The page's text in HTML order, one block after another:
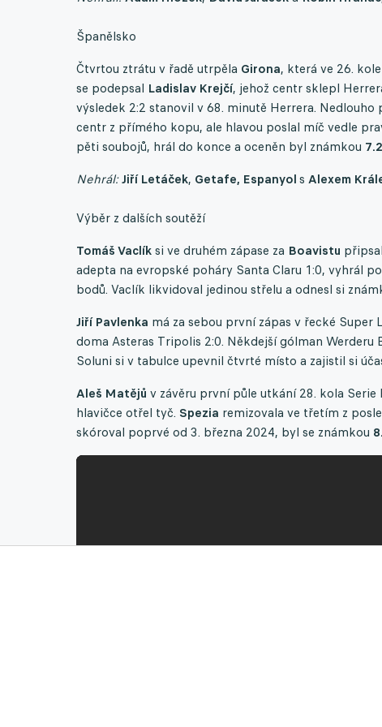
Španělsko
Čtvrtou ztrátu v řadě utrpěla Girona, která ve 26.
se podepsal Ladislav Krejčí, jehož centr sklepl
výsledek 2:2 stanovil v 68. minutě Herrera.
centr z přímého kopu, ale hlavou poslal míč vedle
pěti soubojů, hrál do konce a oceněn byl známkou 7.2
Nehrál: Jiří Letáček, Getafe, Espanyol s Alexem
Výběr z dalších soutěží
Tomáš Vaclík si ve druhém zápase za Boavistu
adepta na evropské poháry Santa Claru 1:0, vyhrál
bodů. Vaclík likvidoval jedinou střelu a odnesl si
Jiří Pavlenka má za sebou první zápas v řecké
doma Asteras Tripolis 2:0. Někdejší gólman
Soluni si v tabulce upevnil čtvrté místo a zajistil si
Aleš Matějů v závěru první půle utkání 28. kola
hlavičce otřel tyč. Spezia remizovala ve třetím z
skóroval poprvé od 3. března 2024, byl se známkou